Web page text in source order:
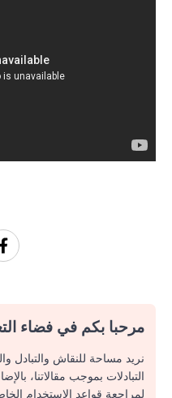
مرحبا بكم في فضاء
نريد مساحة للنقاش والتبادل
التبادلات بموجب مقالاتنا،
لمراجعة قواعد الاستخدام